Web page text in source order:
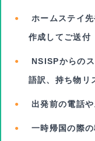
ホームステイ
作成してご送付
NSISPからの
語訳、持ち物リ
出発前の電話
一時帰国の際